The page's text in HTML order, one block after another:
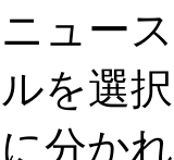
ニュー
ルを選
に分か